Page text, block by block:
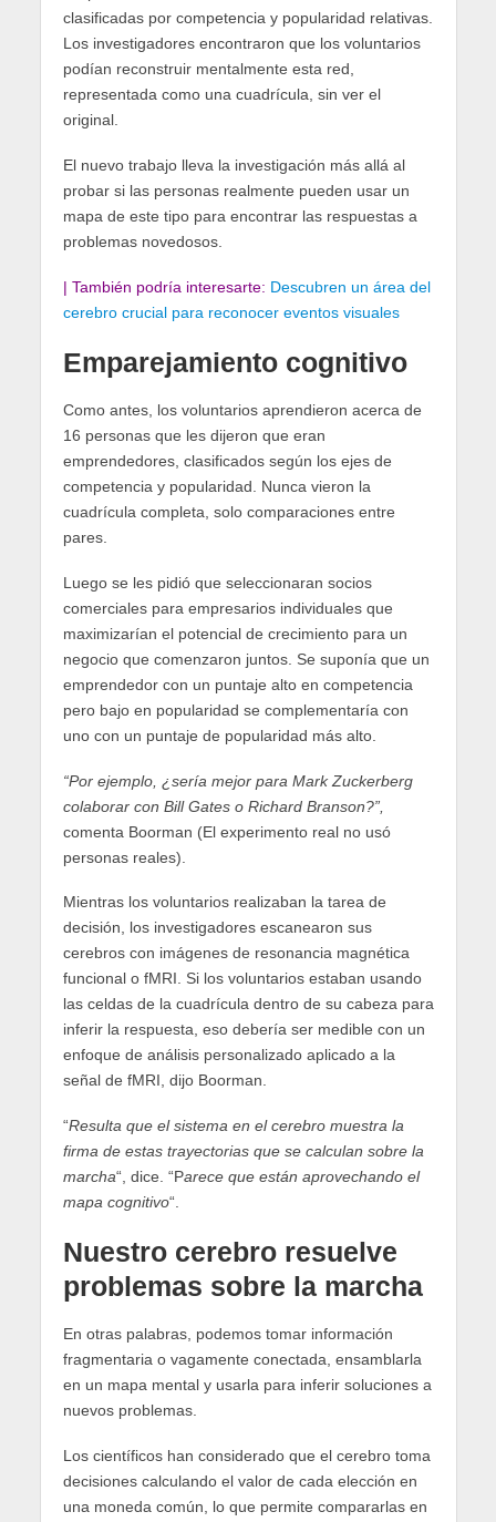
clasificadas por competencia y popularidad relativas.
Los investigadores encontraron que los voluntarios
podían reconstruir mentalmente esta red,
representada como una cuadrícula, sin ver el
original.
El nuevo trabajo lleva la investigación más allá al
probar si las personas realmente pueden usar un
mapa de este tipo para encontrar las respuestas a
problemas novedosos.
| También podría interesarte: Descubren un área del
cerebro crucial para reconocer eventos visuales
Emparejamiento cognitivo
Como antes, los voluntarios aprendieron acerca de
16 personas que les dijeron que eran
emprendedores, clasificados según los ejes de
competencia y popularidad. Nunca vieron la
cuadrícula completa, solo comparaciones entre
pares.
Luego se les pidió que seleccionaran socios
comerciales para empresarios individuales que
maximizarían el potencial de crecimiento para un
negocio que comenzaron juntos. Se suponía que un
emprendedor con un puntaje alto en competencia
pero bajo en popularidad se complementaría con
uno con un puntaje de popularidad más alto.
“Por ejemplo, ¿sería mejor para Mark Zuckerberg
colaborar con Bill Gates o Richard Branson?”,
comenta Boorman (El experimento real no usó
personas reales).
Mientras los voluntarios realizaban la tarea de
decisión, los investigadores escanearon sus
cerebros con imágenes de resonancia magnética
funcional o fMRI. Si los voluntarios estaban usando
las celdas de la cuadrícula dentro de su cabeza para
inferir la respuesta, eso debería ser medible con un
enfoque de análisis personalizado aplicado a la
señal de fMRI, dijo Boorman.
“Resulta que el sistema en el cerebro muestra la
firma de estas trayectorias que se calculan sobre la
marcha“, dice. “Parece que están aprovechando el
mapa cognitivo“.
Nuestro cerebro resuelve
problemas sobre la marcha
En otras palabras, podemos tomar información
fragmentaria o vagamente conectada, ensamblarla
en un mapa mental y usarla para inferir soluciones a
nuevos problemas.
Los científicos han considerado que el cerebro toma
decisiones calculando el valor de cada elección en
una moneda común, lo que permite compararlas en